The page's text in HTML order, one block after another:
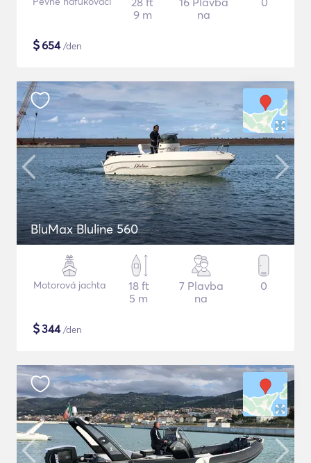
9 m
na
$654/den
BluMax Bluline 560
Motorová jachta
18 ft
5 m
7 Plavba
na
0
$344/den